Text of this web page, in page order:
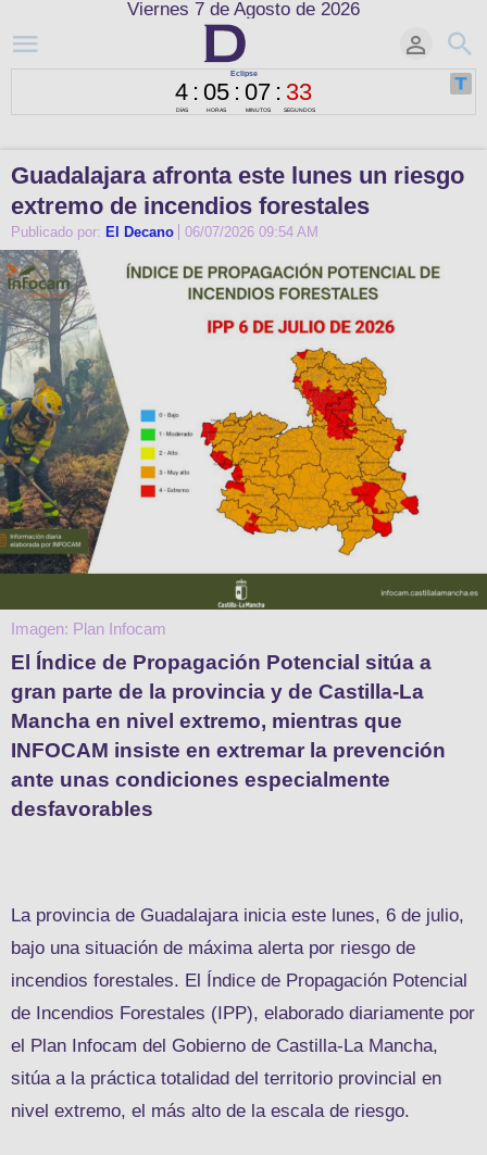
Viernes 7 de Agosto de 2026
Guadalajara afronta este lunes un riesgo
extremo de incendios forestales
Publicado por: El Decano 06/07/2026 09:54 AM
Imagen: Plan Infocam
El Índice de Propagación Potencial sitúa a
gran parte de la provincia y de Castilla-La
Mancha en nivel extremo, mientras que
INFOCAM insiste en extremar la prevención
ante unas condiciones especialmente
desfavorables
La provincia de Guadalajara inicia este lunes, 6 de julio,
bajo una situación de máxima alerta por riesgo de
incendios forestales. El Índice de Propagación Potencial
de Incendios Forestales (IPP), elaborado diariamente por
el Plan Infocam del Gobierno de Castilla-La Mancha,
sitúa a la práctica totalidad del territorio provincial en
nivel extremo, el más alto de la escala de riesgo.